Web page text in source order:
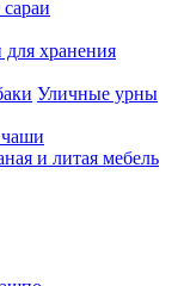
хранения
Уличные урны
и литая мебель